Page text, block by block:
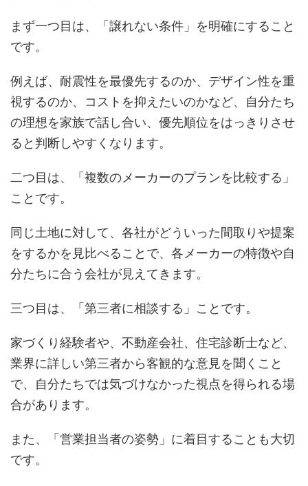
まず一つ目は、「譲れない条件」を明確にすること
です。
例えば、耐震性を最優先するのか、デザイン性を重
視するのか、コストを抑えたいのかなど、自分たち
の理想を家族で話し合い、優先順位をはっきりさせ
ると判断しやすくなります。
二つ目は、「複数のメーカーのプランを比較する」
ことです。
同じ土地に対して、各社がどういった間取りや提案
をするかを見比べることで、各メーカーの特徴や自
分たちに合う会社が見えてきます。
三つ目は、「第三者に相談する」ことです。
家づくり経験者や、不動産会社、住宅診断士など、
業界に詳しい第三者から客観的な意見を聞くこと
で、自分たちでは気づけなかった視点を得られる場
合があります。
また、「営業担当者の姿勢」に着目することも大切
です。